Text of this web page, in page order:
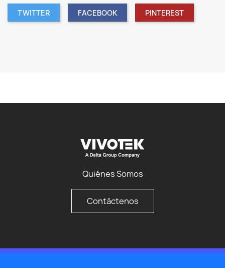
TWITTER FACEBOOK PINTEREST
Quiénes Somos
Contáctenos